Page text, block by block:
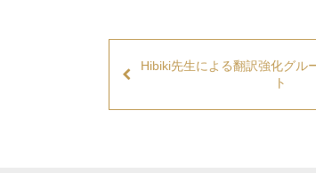
Hibiki先生による翻訳強化グル
ト